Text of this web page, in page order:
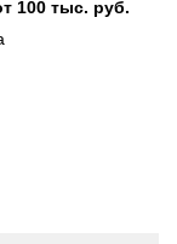
100 тыс. руб.